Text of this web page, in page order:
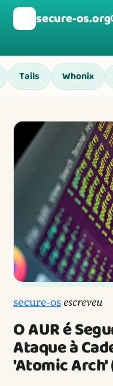
secure-os.org
Tails Whonix
secure-osescreveu
O AUR é
Ataque à
'Atomic Arch'